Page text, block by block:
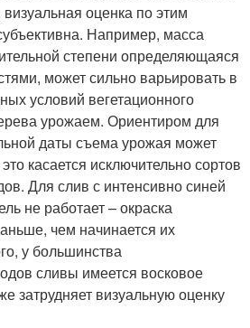
оценка по этим
Например, масса
степени определяющаяся
может сильно варьировать в
условий вегетационного
урожаем. Ориентиром для
даты съема урожая может
касается исключительно сортов
Для слив с интенсивно синей
не работает – окраска
чем начинается их
у большинства
сливы имеется восковое
затрудняет визуальную оценку